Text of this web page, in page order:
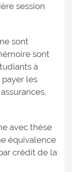
session
sont
sont
à
les
avec thèse
équivalence
crédit de la